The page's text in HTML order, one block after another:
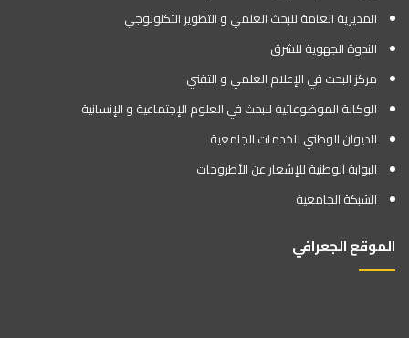
المديرية العامة للبحث العلمي و التطوير التكنولوجي
الندوة الجهوية للشرق
مركز البحث في الإعلام العلمي و التقني
الوكالة الموضوعاتية للبحث في العلوم الإجتماعية و الإنسانية
الديوان الوطني للخدمات الجامعية
البوابة الوطنية للإشعار عن الأطروحات
الشبكة الجامعية
الموقع الجعرافي